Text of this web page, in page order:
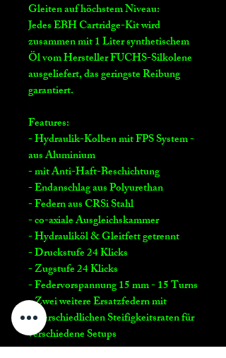
Gleiten auf höchstem Niveau:
Jedes EBH Cartridge-Kit wird
zusammen mit 1 Liter synthetischem
Öl vom Hersteller FUCHS-Silkolene
ausgeliefert, das geringste Reibung
garantiert.
Features:
- Hydraulik-Kolben mit FPS System -
aus Aluminium
- mit Anti-Haft-Beschichtung
- Endanschlag aus Polyurethan
- Federn aus CRSi Stahl
- co-axiale Ausgleichskammer
- Hydrauliköl & Gleitfett getrennt
- Druckstufe 24 Klicks
- Zugstufe 24 Klicks
- Federvorspannung 15 mm - 15 Turns
- Zwei weitere Ersatzfedern mit
unterschiedlichen Steifigkeitsraten für
verschiedene Setups